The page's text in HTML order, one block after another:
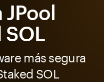
JPool
SOL
más segura
SOL